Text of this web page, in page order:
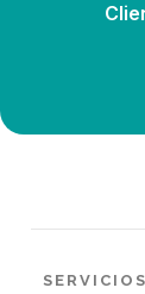
SERVICIOS